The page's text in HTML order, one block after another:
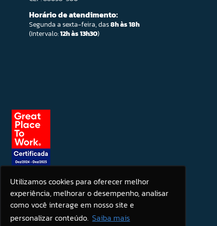
Utilizamos cookies para oferecer melhor
experiência, melhorar o desempenho, analisar
como você interage em nosso site e
personalizar conteúdo. Saiba mais
Horário de atendimento:
Segunda a sexta-feira, das8h às 18h
(Intervalo:12h às 13h30)
Seja um patrocinador